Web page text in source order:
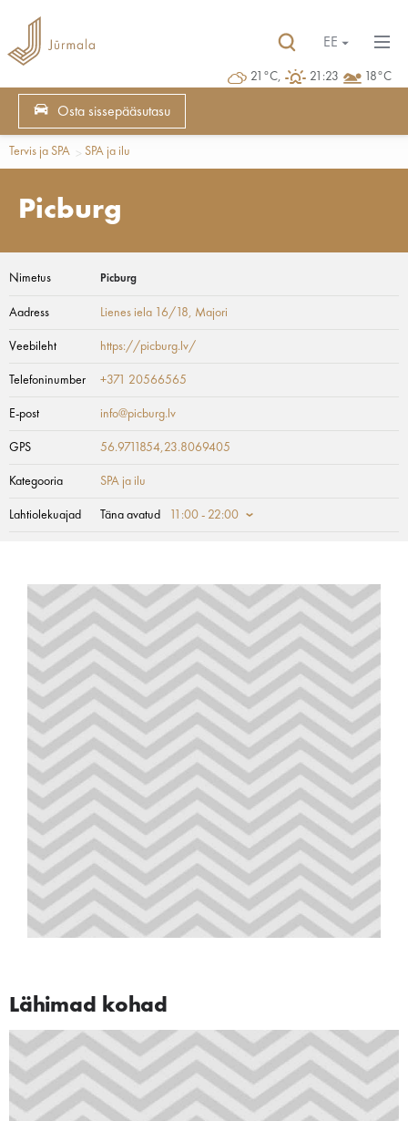
21°C, 21:23 18°C
EE
Osta sissepääsutasu
Tervis ja SPA SPA ja ilu
Picburg
Nimetus Picburg
Aadress Lienes iela 16/18, Majori
Veebileht https://picburg.lv/
Telefoninumber +371 20566565
E-post info@picburg.lv
GPS 56.9711854,23.8069405
Kategooria SPA ja ilu
Lahtiolekuajad Täna avatud 11:00 - 22:00
Lähimad kohad